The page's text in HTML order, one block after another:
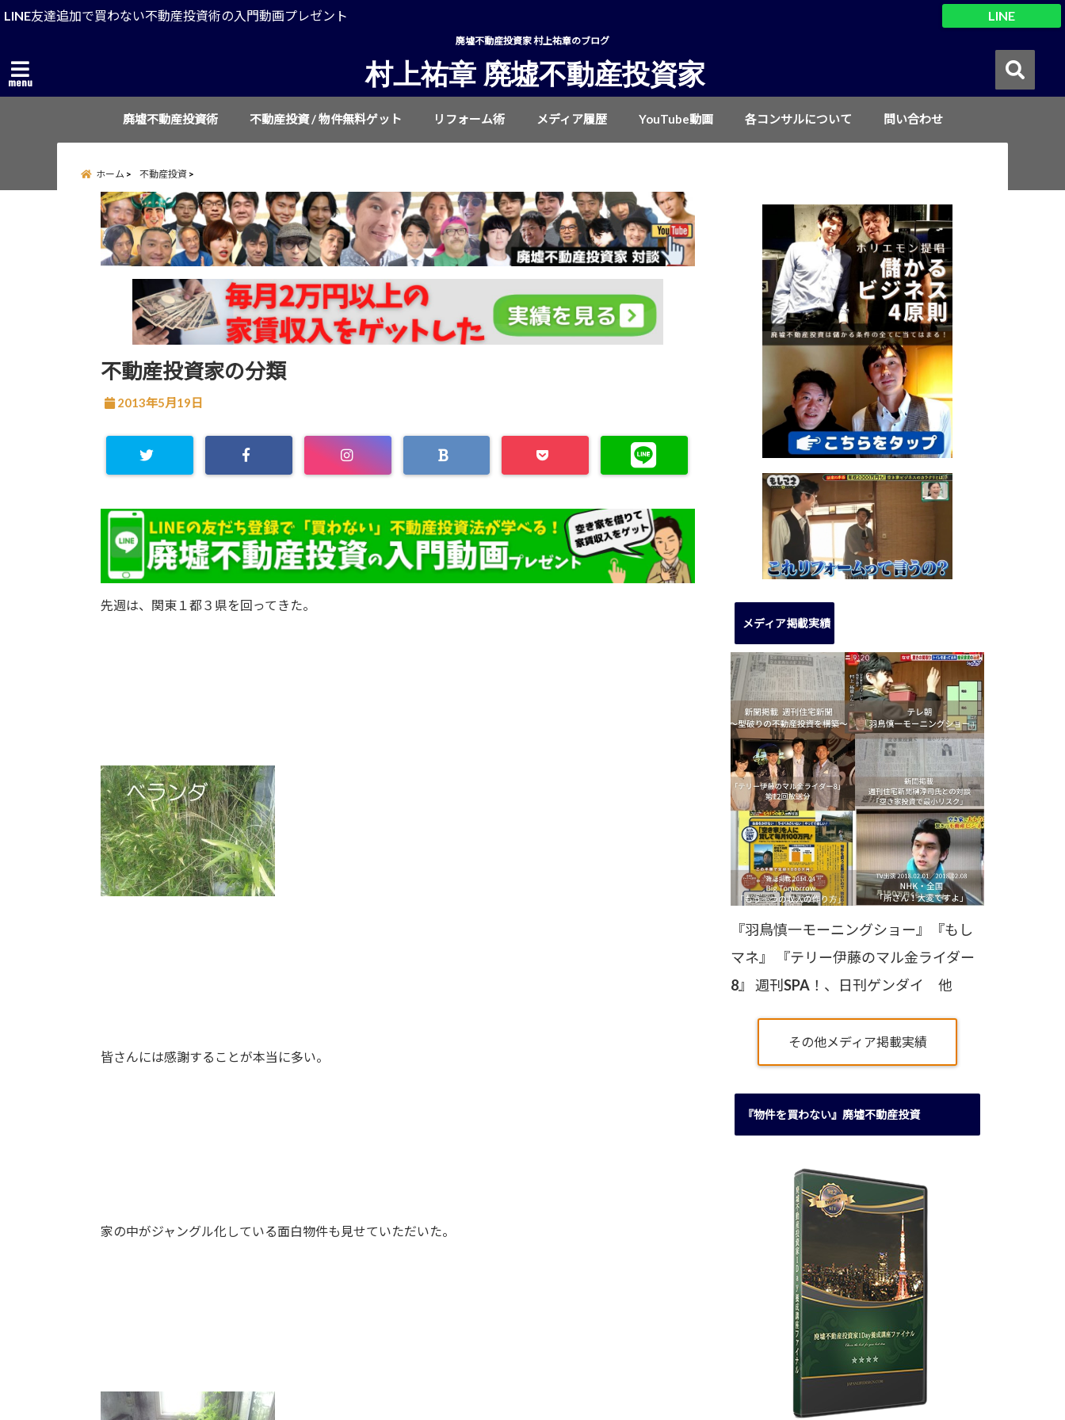
LINE友達追加で買わない不動産投資術の入門動画プレゼント LINE
廃墟不動産投資家 村上祐章のブログ
menu 村上祐章 廃墟不動産投資家
廃墟不動産投資術 不動産投資 / 物件無料ゲット リフォーム術 メディア履歴 YouTube動画 各コンサルについて 問い合わせ
ホーム 不動産投資
不動産投資家の分類
2013年5月19日
先週は、関東１都３県を回ってきた。
皆さんには感謝することが本当に多い。
家の中がジャングル化している面白物件も見せていただいた。
メディア掲載実績
『羽鳥慎一モーニングショー』『もし
マネ』 『テリー伊藤のマル金ライダー
8』 週刊SPA！、日刊ゲンダイ 他
その他メディア掲載実績
『物件を買わない』廃墟不動産投資